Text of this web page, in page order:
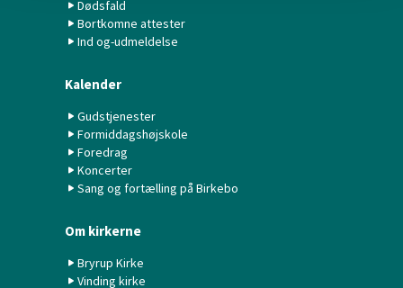
Dødsfald
Bortkomne attester
Ind og-udmeldelse
Kalender
Gudstjenester
Formiddagshøjskole
Foredrag
Koncerter
Sang og fortælling på Birkebo
Om kirkerne
Bryrup Kirke
Vinding kirke